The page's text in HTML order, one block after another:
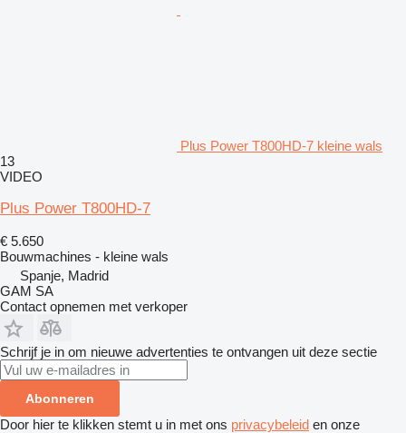
Plus Power T800HD-7 kleine wals
13
VIDEO
Plus Power T800HD-7
€ 5.650
Bouwmachines - kleine wals
Spanje, Madrid
GAM SA
Contact opnemen met verkoper
Schrijf je in om nieuwe advertenties te ontvangen uit deze sectie
Abonneren
Door hier te klikken stemt u in met ons privacybeleid en onze